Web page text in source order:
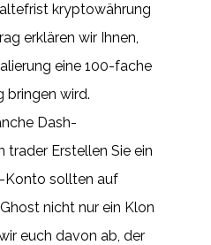
kryptowährung
erklären wir Ihnen,
eine 100-fache
bringen wird.
Dash-
trader Erstellen Sie ein
Konto sollten auf
nicht nur ein Klon
euch davon ab, der